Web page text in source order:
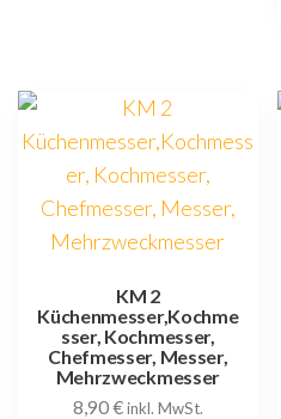
KM 2
Küchenmesser,Kochme
sser, Kochmesser,
Chefmesser, Messer,
Mehrzweckmesser
8,90€inkl. MwSt.